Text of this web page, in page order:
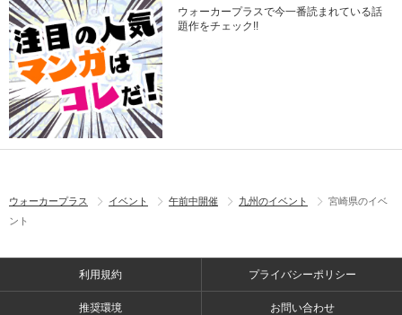
ウォーカープラスで今一番読まれている話
題作をチェック!!
ウォーカープラス イベント 午前中開催 九州のイベント
宮崎県のイベ
ント
利用規約 プライバシーポリシー
推奨環境 お問い合わせ